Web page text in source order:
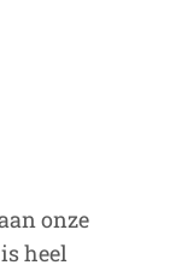
onze
heel